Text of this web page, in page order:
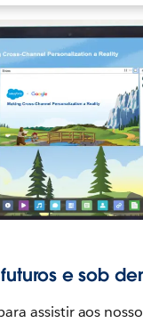
e sob
assistir aos